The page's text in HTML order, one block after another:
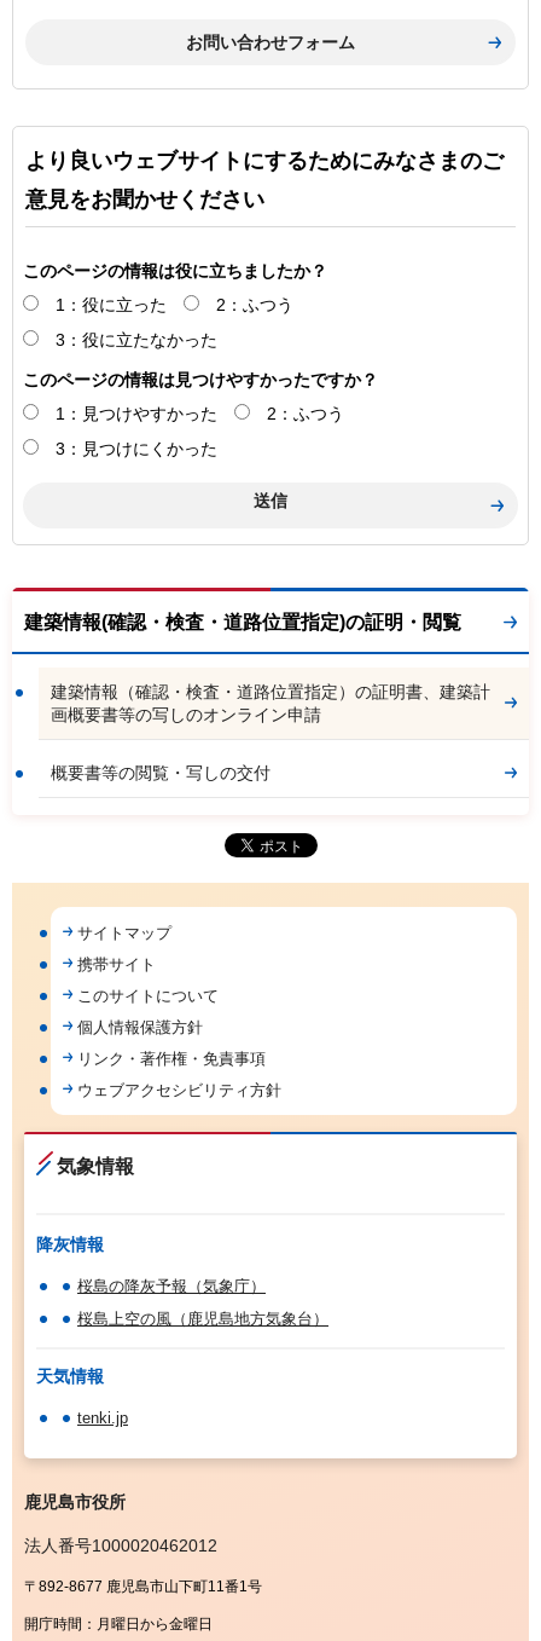
より良いウェブサイトにするためにみなさまのご
意見をお聞かせください
このページの情報は役に立ちましたか？
1：役に立った
2：ふつう
3：役に立たなかった
このページの情報は見つけやすかったですか？
1：見つけやすかった
2：ふつう
3：見つけにくかった
建築情報(確認・検査・道路位置指定)の証明・閲覧
建築情報（確認・検査・道路位置指定）の証明書、建築計
画概要書等の写しのオンライン申請
概要書等の閲覧・写しの交付
サイトマップ
携帯サイト
このサイトについて
個人情報保護方針
リンク・著作権・免責事項
ウェブアクセシビリティ方針
気象情報
降灰情報
桜島の降灰予報（気象庁）
桜島上空の風（鹿児島地方気象台）
天気情報
tenki.jp
鹿児島市役所
法人番号1000020462012
〒892-8677 鹿児島市山下町11番1号
開庁時間： 月曜日から金曜日